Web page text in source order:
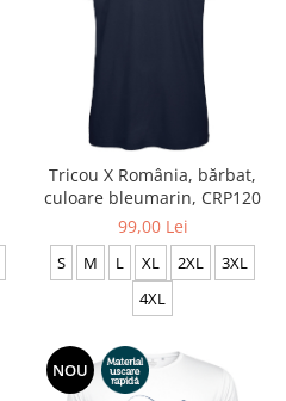
Tricou X România, bărbat,
culoare bleumarin, CRP120
99,00 Lei
S M L XL 2XL
3XL
4XL
NOU